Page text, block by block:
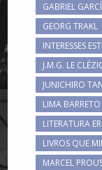
GABRIEL
GEORG TRAKL
INTERESSES
J.M.G. LE
JUNICHIRO
LIMA BARRETO
LITERATURA
LIVROS QUE
MARCEL